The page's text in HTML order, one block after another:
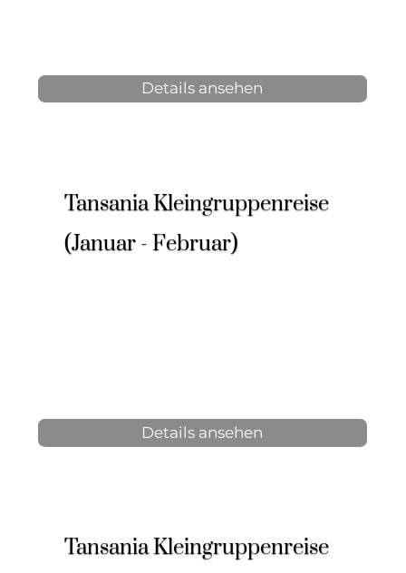
Details ansehen
Tansania Kleingruppenreise
(Januar - Februar)
Details ansehen
Tansania Kleingruppenreise